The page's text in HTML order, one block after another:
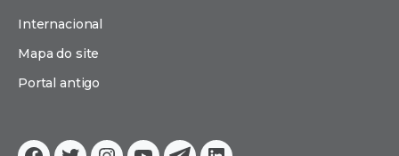
Internacional
Mapa do site
Portal antigo